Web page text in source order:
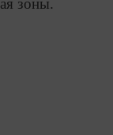
зоны.